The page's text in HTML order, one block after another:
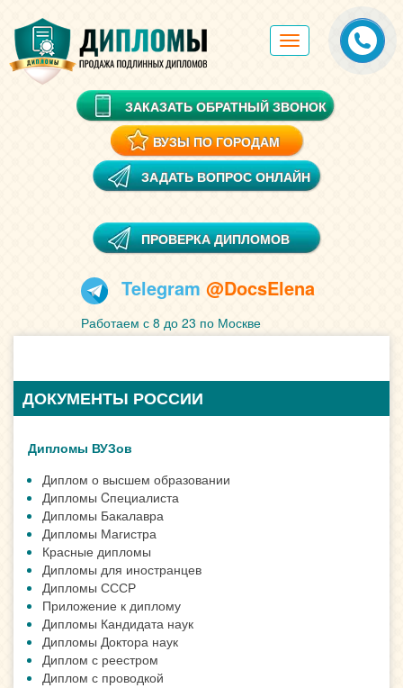
Toggle
navigation
ЗАКАЗАТЬ ОБРАТНЫЙ ЗВОНОК
ВУЗЫ ПО ГОРОДАМ
ЗАДАТЬ ВОПРОС ОНЛАЙН
ПРОВЕРКА ДИПЛОМОВ
Telegram @DocsElena
Работаем с 8 до 23 по Москве
ДОКУМЕНТЫ РОССИИ
Дипломы ВУЗов
Диплом о высшем образовании
Дипломы Cпециалиста
Дипломы Бакалавра
Дипломы Магистра
Красные дипломы
Дипломы для иностранцев
Дипломы СССР
Приложение к диплому
Дипломы Кандидата наук
Дипломы Доктора наук
Диплом с реестром
Диплом с проводкой